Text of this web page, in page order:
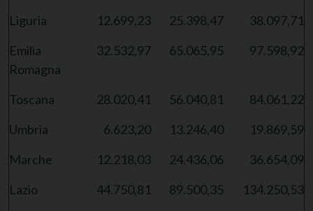
Liguria 12.699,23 25.398,47
38.097,71
Emilia
Romagna
32.532,97 65.065,95 97.598,92
Toscana 28.020,41 56.040,81
84.061,22
Umbria
6.623,20 13.246,40
19.869,59
Marche
12.218,03 24.436,06
36.654,09
Lazio
44.750,81 89.500,35
134.250,53